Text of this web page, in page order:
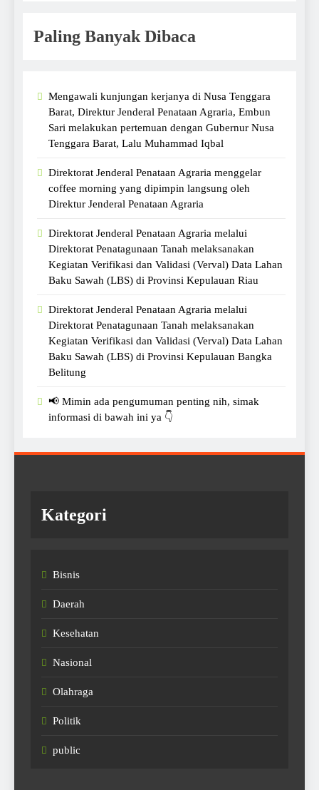
Paling Banyak Dibaca
Mengawali kunjungan kerjanya di Nusa Tenggara
Barat, Direktur Jenderal Penataan Agraria, Embun
Sari melakukan pertemuan dengan Gubernur Nusa
Tenggara Barat, Lalu Muhammad Iqbal
Direktorat Jenderal Penataan Agraria menggelar
coffee morning yang dipimpin langsung oleh
Direktur Jenderal Penataan Agraria
Direktorat Jenderal Penataan Agraria melalui
Direktorat Penatagunaan Tanah melaksanakan
Kegiatan Verifikasi dan Validasi (Verval) Data Lahan
Baku Sawah (LBS) di Provinsi Kepulauan Riau
Direktorat Jenderal Penataan Agraria melalui
Direktorat Penatagunaan Tanah melaksanakan
Kegiatan Verifikasi dan Validasi (Verval) Data Lahan
Baku Sawah (LBS) di Provinsi Kepulauan Bangka
Belitung
📢 Mimin ada pengumuman penting nih, simak
informasi di bawah ini ya 👇
Kategori
Bisnis
Daerah
Kesehatan
Nasional
Olahraga
Politik
public